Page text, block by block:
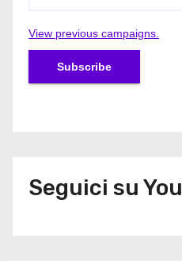
View previous campaigns.
Seguici su